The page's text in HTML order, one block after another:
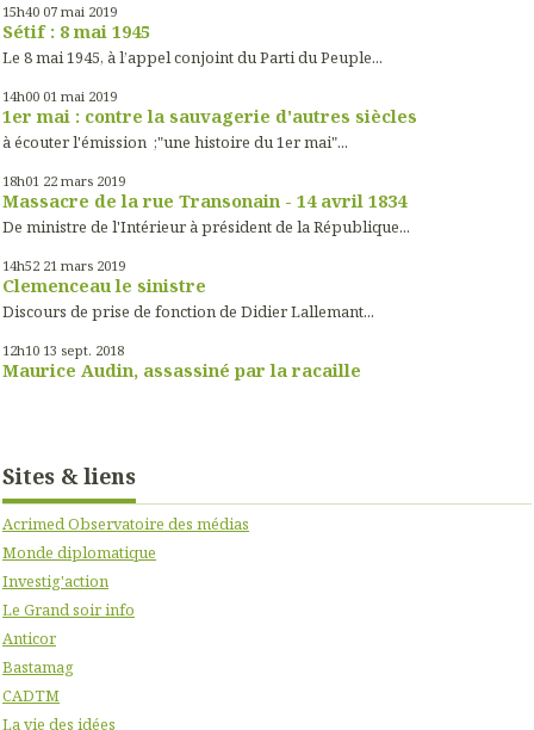
15h40 07 mai 2019
Sétif : 8 mai 1945
Le 8 mai 1945, à l’appel conjoint du Parti du Peuple...
14h00 01 mai 2019
1er mai : contre la sauvagerie d'autres siècles
à écouter l'émission ;"une histoire du 1er mai"...
18h01 22 mars 2019
Massacre de la rue Transonain - 14 avril 1834
De ministre de l'Intérieur à président de la République...
14h52 21 mars 2019
Clemenceau le sinistre
Discours de prise de fonction de Didier Lallemant...
12h10 13 sept. 2018
Maurice Audin, assassiné par la racaille
Sites & liens
Acrimed Observatoire des médias
Monde diplomatique
Investig'action
Le Grand soir info
Anticor
Bastamag
CADTM
La vie des idées